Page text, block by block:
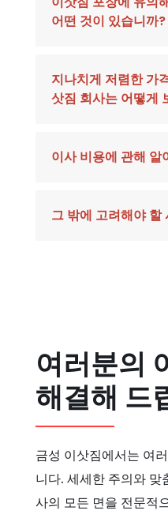
어떤 것이 있습니까?
지나치게 저렴한 가
삿짐 회사는 어떻게
이사 비용에 관해 알
그 밖에 고려해야 할
여러분의
해결해 드
금성 이삿짐에서는 여
니다. 세세한 주의와 맞
사의 모든 면을 전문적